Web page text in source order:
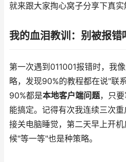
就来跟大家掏心窝子分享下真实
我的血泪教训：别被报错
第一次遇到011001报错时，我
略，发现90%的教程都在说"联
90%都是本地客户端问题，只
能搞定。记得有次我连续三次
接关电脑睡觉，第二天早上开
候"等一等"也是种策略。